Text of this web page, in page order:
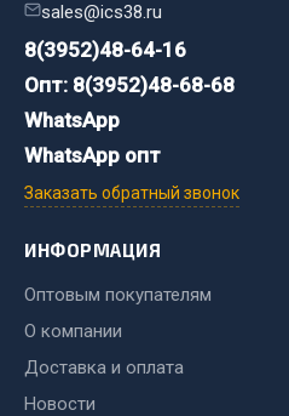
Весь раздел
Двигатель
Система питания
Система охлаждения
Коробка передач
Рулевое управление
Тормозная система
sales@ics38.ru
8(3952)48-64-16
Опт: 8(3952)48-68-68
WhatsApp
WhatsApp опт
Заказать обратный звонок
ИНФОРМАЦИЯ
Оптовым покупателям
О компании
Доставка и оплата
Новости